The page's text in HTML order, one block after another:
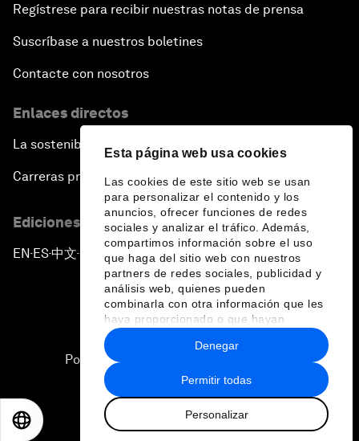
Esta página web usa cookies
Las cookies de este sitio web se usan
para personalizar el contenido y los
anuncios, ofrecer funciones de redes
sociales y analizar el tráfico. Además,
compartimos información sobre el uso
que haga del sitio web con nuestros
partners de redes sociales, publicidad y
análisis web, quienes pueden
combinarla con otra información que les
haya proporcionado o que hayan
recopilado a partir del uso que haya
hecho de sus servicios.
Permitir todas
Personalizar
Denegar
Regístrese para recibir nuestras notas de prensa
Suscríbase a nuestros boletines
Contacte con nosotros
Enlaces directos
La sostenibilidad en el Foro
Carreras profesionales
Ediciones en otros idiomas
EN ▪ES▪中文▪ 日本語
Política de privacidad y normas de uso
Sitemap
2026 Foro Económico Mundial